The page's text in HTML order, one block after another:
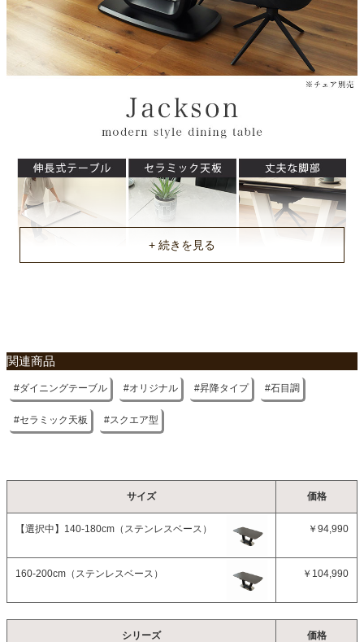
約146.5ｘ17ｘ93.8/81.5ｘ62ｘ25.5/90ｘ47.5ｘ72.8(cm)
原産国
中国
関連商品
ダイニングテーブル オリジナル 昇降タイプ 石目調
セラミック天板 スクエア型
サイズ 価格
【選択中】 140-180cm（ステンレスベース） ￥94,990
160-200cm（ステンレスベース） ￥104,990
シリーズ 価格